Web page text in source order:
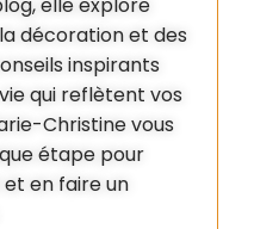
décoration et des
inspirants
qui reflètent vos
Christine vous
étape pour
en faire un